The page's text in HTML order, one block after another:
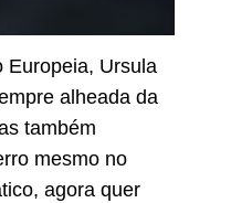
Europeia, Ursula
alheada da
também
mesmo no
agora quer